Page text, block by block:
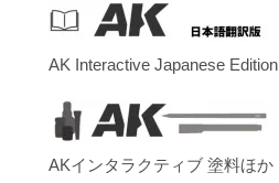
AK Interactive Japanese Edition
AKインタラクティブ 塗料ほか